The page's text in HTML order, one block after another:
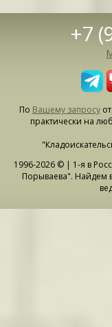
+7
По Вашему запросу
практически на
1996-2026 © | 1-я в
Порываева". Найдем